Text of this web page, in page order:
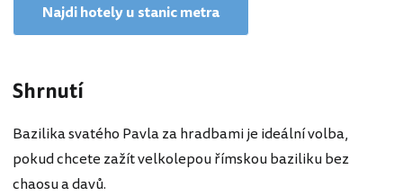
Najdi hotely u stanic metra
Shrnutí
Bazilika svatého Pavla za hradbami je ideální volba,
pokud chcete zažít velkolepou římskou baziliku bez
chaosu a davů.